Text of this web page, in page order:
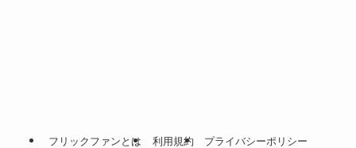
フリックファンとは 利用規約 プライバシーポリシー